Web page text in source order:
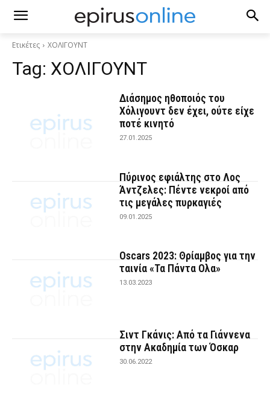
Ετικέτες ΧΟΛΙΓΟΥΝΤ
Tag: ΧΟΛΙΓΟΥΝΤ
Διάσημος ηθοποιός του
Χόλιγουντ δεν έχει, ούτε είχε
ποτέ κινητό
27.01.2025
Πύρινος εφιάλτης στο Λος
Άντζελες: Πέντε νεκροί από
τις μεγάλες πυρκαγιές
09.01.2025
Oscars 2023: Θρίαμβος για την
ταινία «Τα Πάντα Ολα»
13.03.2023
Σιντ Γκάνις: Από τα Γιάννενα
στην Ακαδημία των Όσκαρ
30.06.2022